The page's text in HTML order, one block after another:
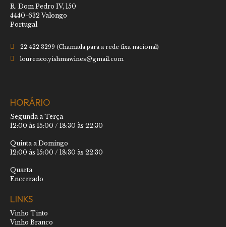
R. Dom Pedro IV, 150
4440-632 Valongo
Portugal
22 422 3299 (Chamada para a rede fixa nacional)
lourenco.yishmawines@gmail.com
HORÁRIO
Segunda a Terça
12:00 às 15:00 / 18:30 às 22:30
Quinta a Domingo
12:00 às 15:00 / 18:30 às 22:30
Quarta
Encerrado
LINKS
Vinho Tinto
Vinho Branco